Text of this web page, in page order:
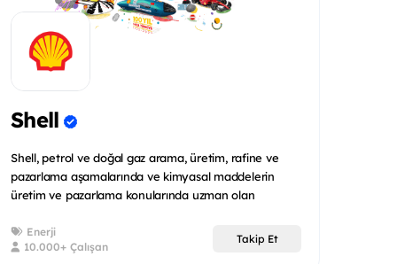
Shell
Shell, petrol ve doğal gaz arama, üretim, rafine ve
pazarlama aşamalarında ve kimyasal maddelerin
üretim ve pazarlama konularında uzman olan
Enerji
10.000+ Çalışan
Takip Et